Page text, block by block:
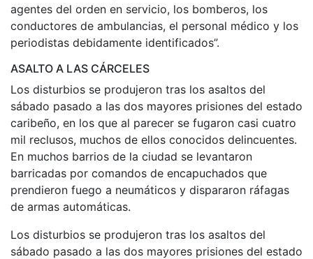
agentes del orden en servicio, los bomberos, los
conductores de ambulancias, el personal médico y los
periodistas debidamente identificados”.
ASALTO A LAS CÁRCELES
Los disturbios se produjeron tras los asaltos del
sábado pasado a las dos mayores prisiones del estado
caribeño, en los que al parecer se fugaron casi cuatro
mil reclusos, muchos de ellos conocidos delincuentes.
En muchos barrios de la ciudad se levantaron
barricadas por comandos de encapuchados que
prendieron fuego a neumáticos y dispararon ráfagas
de armas automáticas.
Los disturbios se produjeron tras los asaltos del
sábado pasado a las dos mayores prisiones del estado